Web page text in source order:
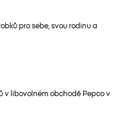
pro sebe, svou rodinu a
v libovolném obchodě Pepco v